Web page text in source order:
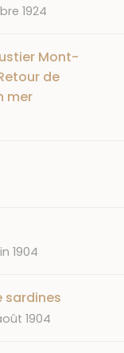
1924
Mont-
de
mer
1904
sardines
1904